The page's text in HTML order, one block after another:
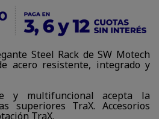
Steel Rack de SW Motech
acero resistente, integrado y
y multifuncional acepta la
superiores TraX. Accesorios
TraX.